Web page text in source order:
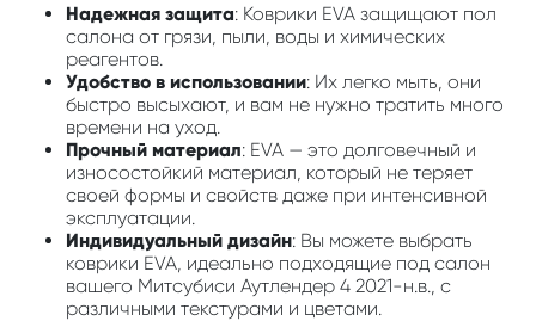
Надежная защита: Коврики EVA защищают пол
салона от грязи, пыли, воды и химических
реагентов.
Удобство в использовании: Их легко мыть, они
быстро высыхают, и вам не нужно тратить много
времени на уход.
Прочный материал: EVA — это долговечный и
износостойкий материал, который не теряет
своей формы и свойств даже при интенсивной
эксплуатации.
Индивидуальный дизайн: Вы можете выбрать
коврики EVA, идеально подходящие под салон
вашего Митсубиси Аутлендер 4 2021-н.в., с
различными текстурами и цветами.